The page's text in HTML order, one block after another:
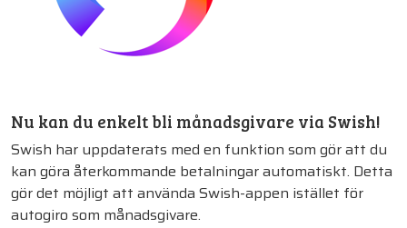
Nu kan du enkelt bli månadsgivare via Swish!
Swish har uppdaterats med en funktion som gör att du
kan göra återkommande betalningar automatiskt. Detta
gör det möjligt att använda Swish-appen istället för
autogiro som månadsgivare.